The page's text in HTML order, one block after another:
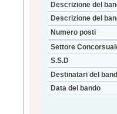
Descrizione del
Descrizione del
Numero posti
Settore
S.S.D
Destinatari del
Data del bando